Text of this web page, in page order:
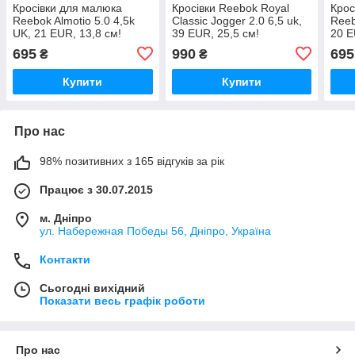
Кросівки для малюка
Reebok Almotio 5.0 4,5k
UK, 21 EUR, 13,8 см!
695 ₴
Купити
Кросівки Reebok Royal
Classic Jogger 2.0 6,5 uk,
39 EUR, 25,5 см!
990₴
Купити
20
695
Про нас
98% позитивних з 165 відгуків за рік
Працює з 30.07.2015
м. Дніпро
ул. Набережная Победы 56, Дніпро, Україна
Контакти
Сьогодні вихідний
Показати весь графік роботи
Про нас